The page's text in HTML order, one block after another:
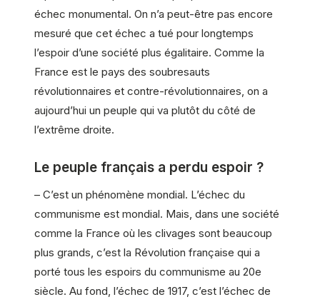
échec monumental. On n’a peut-être pas encore
mesuré que cet échec a tué pour longtemps
l’espoir d’une société plus égalitaire. Comme la
France est le pays des soubresauts
révolutionnaires et contre-révolutionnaires, on a
aujourd’hui un peuple qui va plutôt du côté de
l’extrême droite.
Le peuple français a perdu espoir ?
– C’est un phénomène mondial. L’échec du
communisme est mondial. Mais, dans une société
comme la France où les clivages sont beaucoup
plus grands, c’est la Révolution française qui a
porté tous les espoirs du communisme au 20e
siècle. Au fond, l’échec de 1917, c’est l’échec de